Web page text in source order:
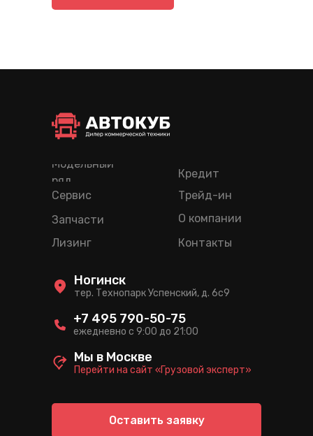
Лизинг
Кредит
Трейд-ин
Модельный
ряд
Сервис
Запчасти
О компании
Контакты
Оставить заявку
тер. Технопарк Успенский, д. 6c9
Ногинск
ежедневно с 9:00 до 21:00
+7 495 790-50-75
Перейти на сайт «Грузовой эксперт»
Мы в Москве